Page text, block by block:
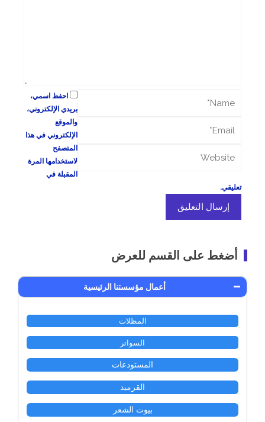
احفظ اسمي،
بريدي الإلكتروني،
والموقع
الإلكتروني في هذا
المتصفح
لاستخدامها المرة
المقبلة في
تعليقي.
أضغط على القسم للعرض
أعمال مؤسستنا الرئيسية
المظلات
السواتر
المستودعات
القرميد
بيوت الشعر